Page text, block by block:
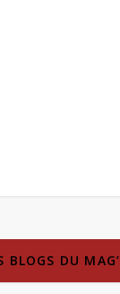
BLOGS DU MAG’